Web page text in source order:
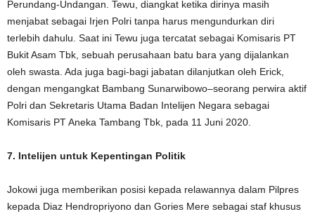
Perundang-Undangan. Tewu, diangkat ketika dirinya masih
menjabat sebagai Irjen Polri tanpa harus mengundurkan diri
terlebih dahulu. Saat ini Tewu juga tercatat sebagai Komisaris PT
Bukit Asam Tbk, sebuah perusahaan batu bara yang dijalankan
oleh swasta. Ada juga bagi-bagi jabatan dilanjutkan oleh Erick,
dengan mengangkat Bambang Sunarwibowo–seorang perwira aktif
Polri dan Sekretaris Utama Badan Intelijen Negara sebagai
Komisaris PT Aneka Tambang Tbk, pada 11 Juni 2020.
7. Intelijen untuk Kepentingan Politik
Jokowi juga memberikan posisi kepada relawannya dalam Pilpres
kepada Diaz Hendropriyono dan Gories Mere sebagai staf khusus